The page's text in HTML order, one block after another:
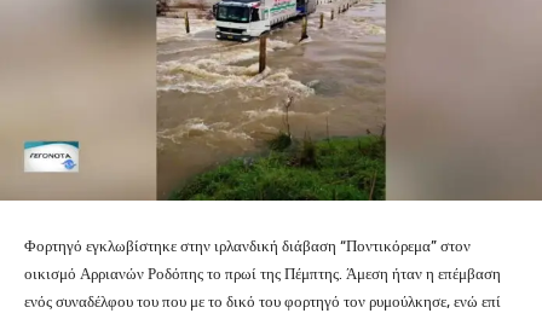
Φορτηγό εγκλωβίστηκε στην ιρλανδική διάβαση “Ποντικόρεμα” στον
οικισμό Αρριανών Ροδόπης το πρωί της Πέμπτης. Άμεση ήταν η επέμβαση
ενός συναδέλφου του που με το δικό του φορτηγό τον ρυμούλκησε, ενώ επί